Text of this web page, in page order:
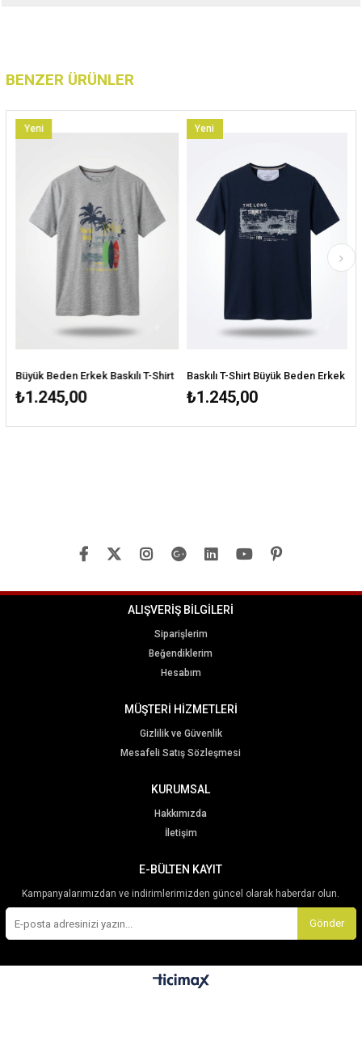
BENZER ÜRÜNLER
Büyük Beden Erkek Baskılı T-Shirt
₺1.245,00
Yeni
Baskılı T-Shirt Büyük Beden Erkek
₺1.245,00
Yeni
ALIŞVERİŞ BİLGİLERİ
Siparişlerim
Beğendiklerim
Hesabım
MÜŞTERİ HİZMETLERİ
Gizlilik ve Güvenlik
Mesafeli Satış Sözleşmesi
KURUMSAL
Hakkımızda
İletişim
E-BÜLTEN KAYIT
Kampanyalarımızdan ve indirimlerimizden güncel olarak haberdar olun.
Gönder